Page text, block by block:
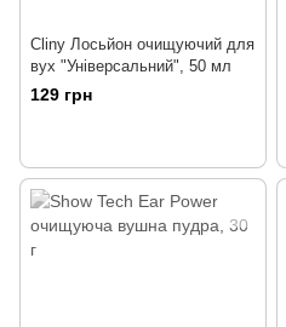
Cliny Лосьйон очищуючий для
вух "Універсальний", 50 мл
129 грн